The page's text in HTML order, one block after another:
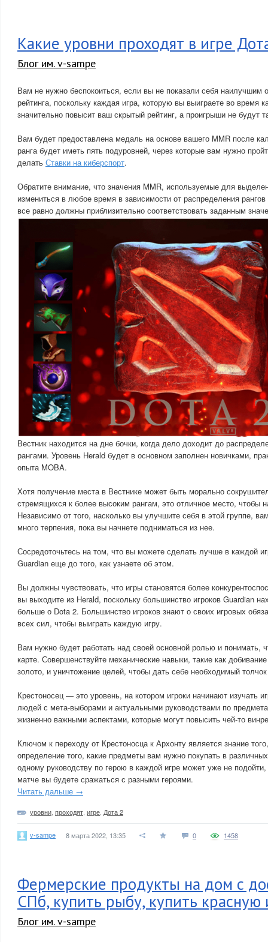
Какие уровни проходят в игре
Блог им. v-sampe
Вам не нужно беспокоиться, если вы не показали себя наилучшим
рейтинга, поскольку каждая игра, которую вы выиграете во время
значительно повысит ваш скрытый рейтинг, а проигрыши не будут
Вам будет предоставлена ​​медаль на основе вашего MMR после
ранга будет иметь пять подуровней, через которые вам нужно
делать Ставки на киберспорт.
Обратите внимание, что значения MMR, используемые для
измениться в любое время в зависимости от распределения
все равно должны приблизительно соответствовать заданным
Вестник находится на дне бочки, когда дело доходит до
рангами. Уровень Herald будет в основном заполнен новичками,
опыта MOBA.
Хотя получение места в Вестнике может быть морально
стремящихся к более высоким рангам, это отличное место, чтобы
Независимо от того, насколько вы улучшите себя в этой группе,
много терпения, пока вы начнете подниматься из нее.
Сосредоточьтесь на том, что вы можете сделать лучше в каждой
Guardian еще до того, как узнаете об этом.
Вы должны чувствовать, что игры становятся более
вы выходите из Herald, поскольку большинство игроков Guardian
больше о Dota 2. Большинство игроков знают о своих игровых
всех сил, чтобы выиграть каждую игру.
Вам нужно будет работать над своей основной ролью и понимать,
карте. Совершенствуйте механические навыки, такие как
золото, и уничтожение целей, чтобы дать себе необходимый
Крестоносец — это уровень, на котором игроки начинают изучать
людей с мета-выборами и актуальными руководствами по
жизненно важными аспектами, которые могут повысить чей-то
Ключом к переходу от Крестоносца к Архонту является знание
определение того, какие предметы вам нужно покупать в
одному руководству по герою в каждой игре может уже не
матче вы будете сражаться с разными героями.
Читать дальше →
уровни проходят игре Дота 2
v-sampe 8 марта 2022, 13:35 0 1458
Фермерские продукты на дом с
СПб, купить рыбу, купить красную
Блог им. v-sampe